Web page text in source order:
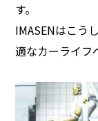
す。
IMASENはこう
適なカーライフ